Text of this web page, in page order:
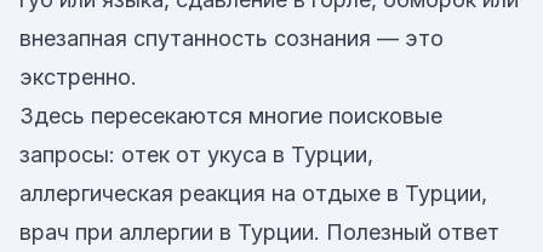
внезапная спутанность сознания — это
экстренно.
Здесь пересекаются многие поисковые
запросы: отек от укуса в Турции,
аллергическая реакция на отдыхе в Турции,
врач при аллергии в Турции. Полезный ответ